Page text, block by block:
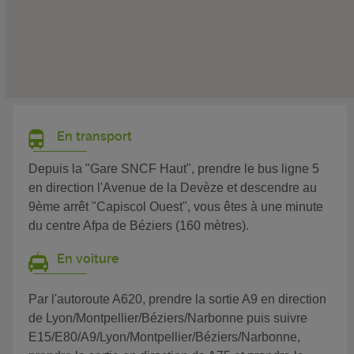
En transport
Depuis la "Gare SNCF Haut", prendre le bus ligne 5
en direction l'Avenue de la Devèze et descendre au
9ème arrêt "Capiscol Ouest", vous êtes à une minute
du centre Afpa de Béziers (160 mètres).
En voiture
Par l'autoroute A620, prendre la sortie A9 en direction
de Lyon/Montpellier/Béziers/Narbonne puis suivre
E15/E80/A9/Lyon/Montpellier/Béziers/Narbonne,